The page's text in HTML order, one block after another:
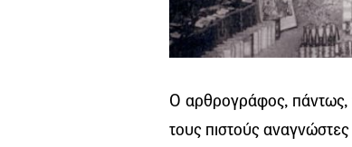
Ο αρθρογράφος, πάντως,
τους πιστούς